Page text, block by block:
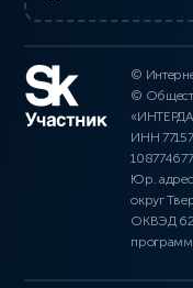
©
©
ИНН
Юр.
округ
ОКВЭД